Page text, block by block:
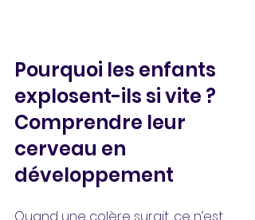
Pourquoi les enfants
explosent-ils si vite ?
Comprendre leur
cerveau en
développement